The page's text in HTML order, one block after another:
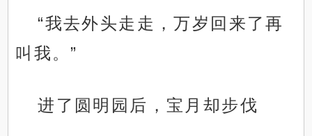
“我去外头走走，万岁回来了再
叫我。”
进了圆明园后，宝月却步伐